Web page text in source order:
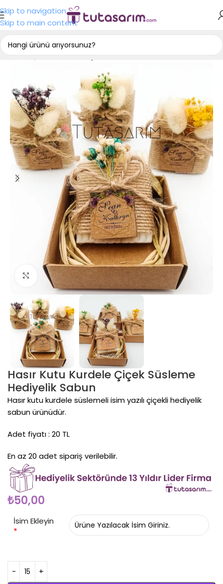
Skip to navigation
Skip to main content
Ana Sayfa Nişan Hediyelikleri
Click to enlarge
Hasır Kutu Kurdele Çiçek Süsleme
Hediyelik Sabun
Hasır kutu kurdele süslemeli isim yazılı çiçekli hediyelik
sabun ürünüdür.
Adet fiyatı : 20 TL
En az 20 adet sipariş verilebilir.
₺50,00
İsim Ekleyin
*